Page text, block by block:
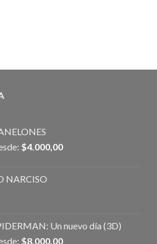
$4.000,00
NARCISO
Un nuevo día (3D)
$8.000,00